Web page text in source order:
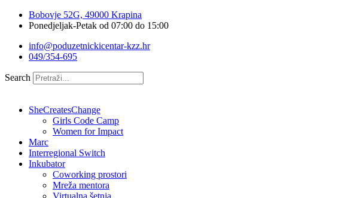
Bobovje 52G, 49000 Krapina
Ponedjeljak-Petak od 07:00 do 15:00
info@poduzetnickicentar-kzz.hr
049/354-695
Search
SheCreatesChange
Girls Code Camp
Women for Impact
Marc
Interregional Switch
Inkubator
Coworking prostori
Mreža mentora
Virtualna šetnja